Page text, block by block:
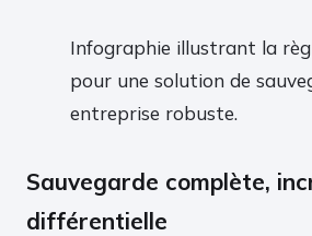
Infographie illustrant la
pour une solution de
entreprise robuste.
Sauvegarde complète,
différentielle